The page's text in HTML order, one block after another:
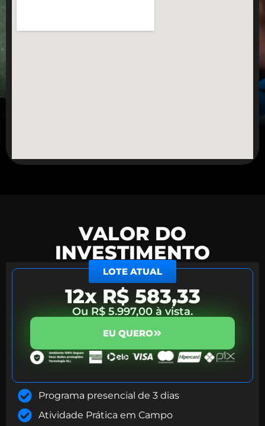
VALOR DO
INVESTIMENTO
LOTE ATUAL
12x R$ 583,33
Ou R$ 5.997,00 à vista.
EU QUERO
Programa presencial de 3 dias
Atividade Prática em Campo